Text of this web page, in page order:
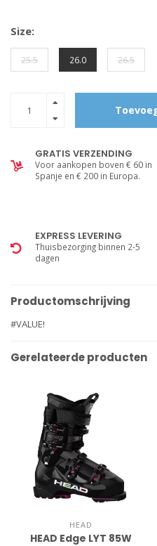
Size:
25.5 26.0 26.5
GRATIS VERZENDING
Voor aankopen boven € 60 in
Spanje en € 200 in Europa.
EXPRESS LEVERING
Thuisbezorging binnen 2-5
dagen
Productomschrijving
#VALUE!
Gerelateerde producten
HEAD
HEAD Edge LYT 85W